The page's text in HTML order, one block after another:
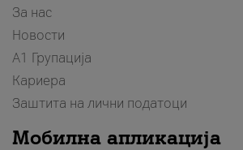
За нас
Новости
А1 Групација
Кариера
Заштита на лични податоци
Мобилна апликација